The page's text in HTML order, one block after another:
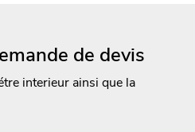
de devis
interieur ainsi que la